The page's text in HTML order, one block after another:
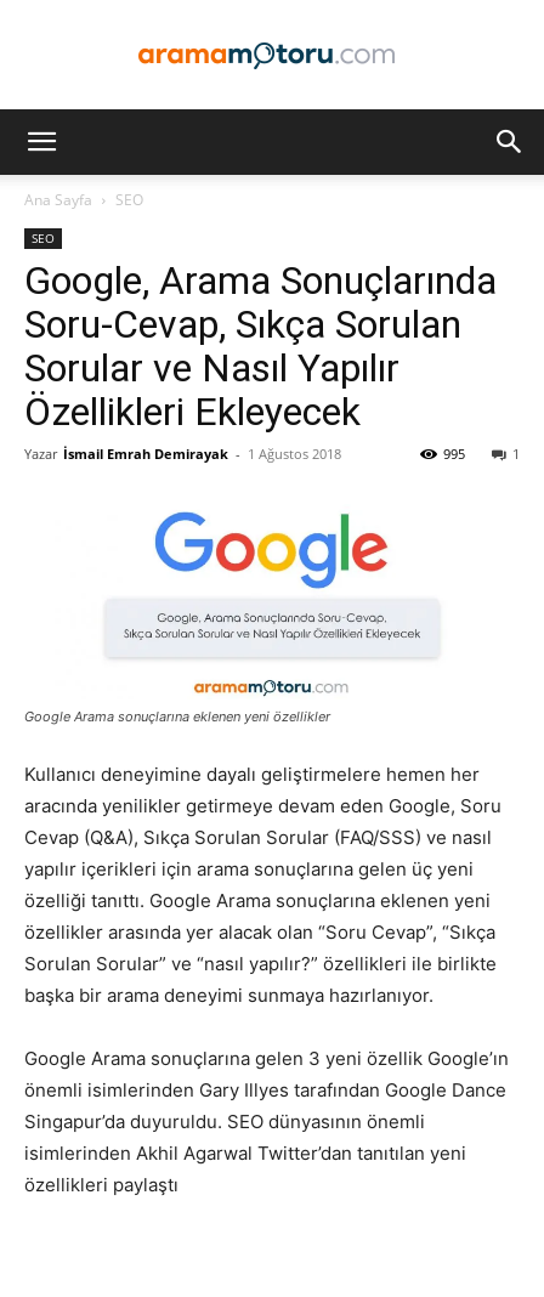
Optimizasyonu
Pazarlaması
–
SEO,
Tasarım,
Ana Sayfa SEO
SEO
Google, Arama Sonuçlarında
Soru-Cevap, Sıkça Sorulan
Sorular ve Nasıl Yapılır
Özellikleri Ekleyecek
Yazar İsmail Emrah Demirayak - 1 Ağustos 2018 1
995
Google Arama sonuçlarına eklenen yeni özellikler
Kullanıcı deneyimine dayalı geliştirmelere hemen her
aracında yenilikler getirmeye devam eden Google, Soru
Cevap (Q&A), Sıkça Sorulan Sorular (FAQ/SSS) ve nasıl
yapılır içerikleri için arama sonuçlarına gelen üç yeni
özelliği tanıttı. Google Arama sonuçlarına eklenen yeni
özellikler arasında yer alacak olan “Soru Cevap”, “Sıkça
Sorulan Sorular” ve “nasıl yapılır?” özellikleri ile birlikte
başka bir arama deneyimi sunmaya hazırlanıyor.
Google Arama sonuçlarına gelen 3 yeni özellik Google’ın
önemli isimlerinden Gary Illyes tarafından Google Dance
Singapur’da duyuruldu. SEO dünyasının önemli
isimlerinden Akhil Agarwal Twitter’dan tanıtılan yeni
özellikleri paylaştı